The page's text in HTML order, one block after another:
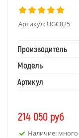
Артикул: UGC825
Производитель
Модель
Артикул
214 050 руб
Наличие: много